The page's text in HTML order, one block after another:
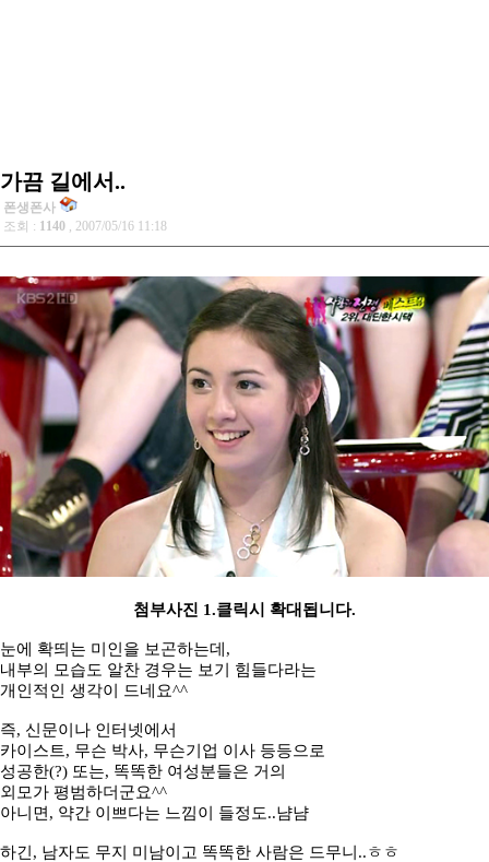
가끔 길에서..
폰생폰사
조회 : 1140 , 2007/05/16 11:18
첨부사진 1.클릭시 확대됩니다.
눈에 확띄는 미인을 보곤하는데,
내부의 모습도 알찬 경우는 보기 힘들다라는
개인적인 생각이 드네요^^
즉, 신문이나 인터넷에서
카이스트, 무슨 박사, 무슨기업 이사 등등으로
성공한(?) 또는, 똑똑한 여성분들은 거의
외모가 평범하더군요^^
아니면, 약간 이쁘다는 느낌이 들정도..냠냠
하긴, 남자도 무지 미남이고 똑똑한 사람은 드무니..ㅎㅎ